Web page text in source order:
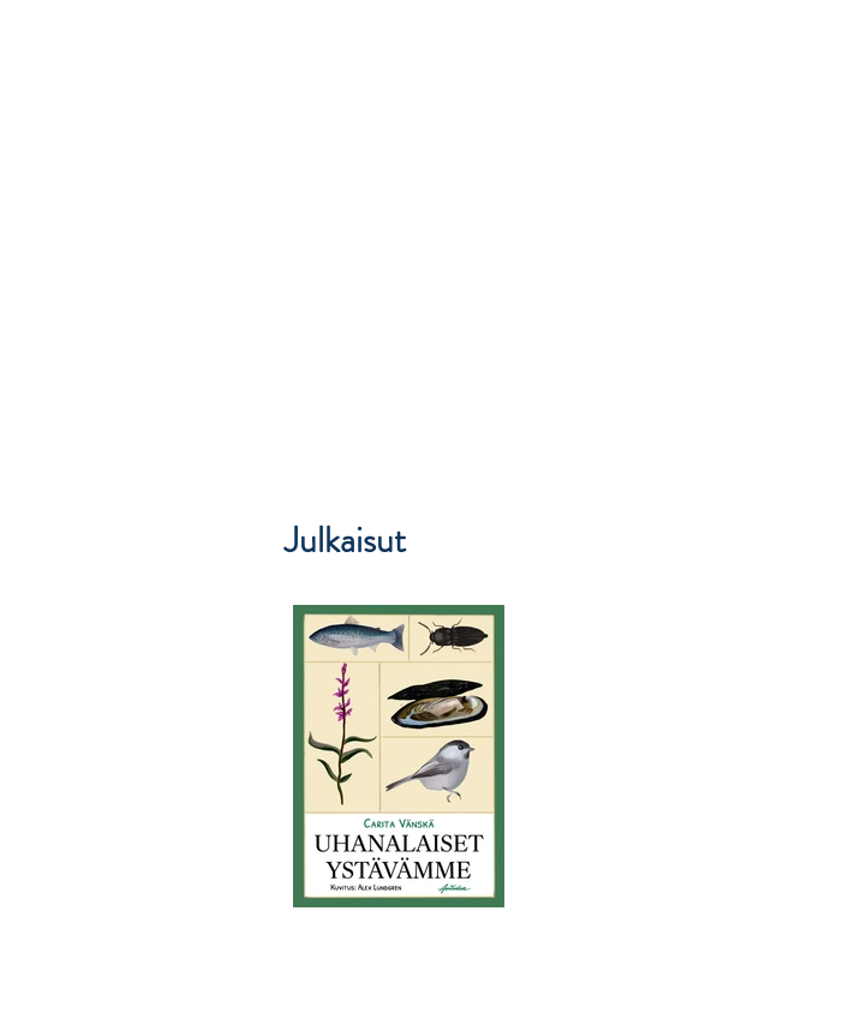
Julkaisut